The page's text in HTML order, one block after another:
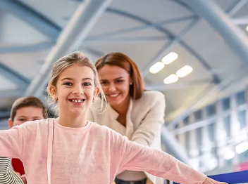
unseren
Heimflughafen
in
und gehen direkt